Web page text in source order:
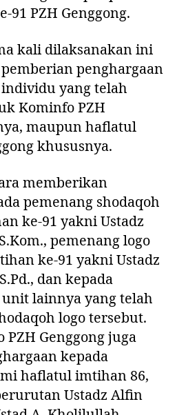
m
f
o
2
0
2
PZH Genggong.
kali dilaksanakan ini
penghargaan
yang telah
Kominfo PZH
maupun haflatul
khususnya.
memberikan
pemenang shodaqoh
ke-91 yakni Ustadz
pemenang logo
ke-91 yakni Ustadz
dan kepada
lainnya yang telah
logo tersebut.
Genggong juga
kepada
haflatul imtihan 86,
Ustadz Alfin